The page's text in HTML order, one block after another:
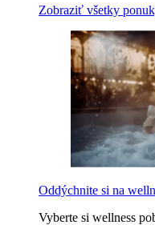
Zobraziť všetky
Oddýchnite si na
Vyberte si wellness